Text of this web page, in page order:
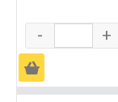
- +
Ä